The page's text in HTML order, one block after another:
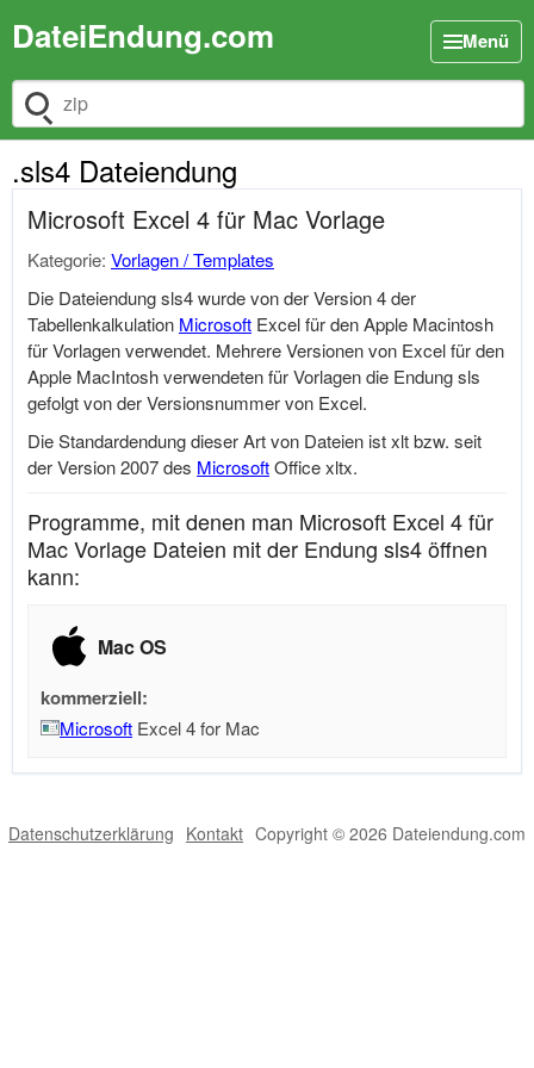
DateiEndung.com Menü
Dateiendung suchen
.sls4 Dateiendung
Microsoft Excel 4 für Mac Vorlage
Kategorie: Vorlagen / Templates
Die Dateiendung sls4 wurde von der Version 4 der
Tabellenkalkulation Microsoft Excel für den Apple Macintosh
für Vorlagen verwendet. Mehrere Versionen von Excel für den
Apple MacIntosh verwendeten für Vorlagen die Endung sls
gefolgt von der Versionsnummer von Excel.
Die Standardendung dieser Art von Dateien ist xlt bzw. seit
der Version 2007 des MicrosoftOffice xltx.
Programme, mit denen man Microsoft Excel 4 für
Mac Vorlage Dateien mit der Endung sls4 öffnen
kann:
Mac OS
kommerziell:
Microsoft Excel 4 for Mac
Datenschutzerklärung Kontakt Copyright © 2026 Dateiendung.com